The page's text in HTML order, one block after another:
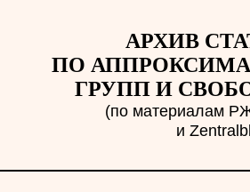
АРХИВ
ПО
ГРУПП И
(по материалам
и